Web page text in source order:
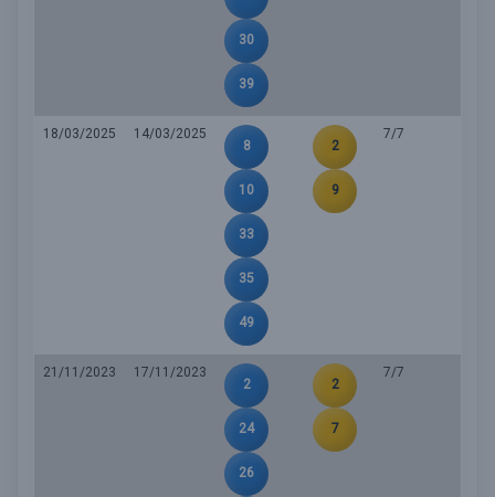
30
39
18/03/2025
14/03/2025
8
10
33
35
49
2
9
7/7
21/11/2023
17/11/2023
2
24
26
2
7
7/7